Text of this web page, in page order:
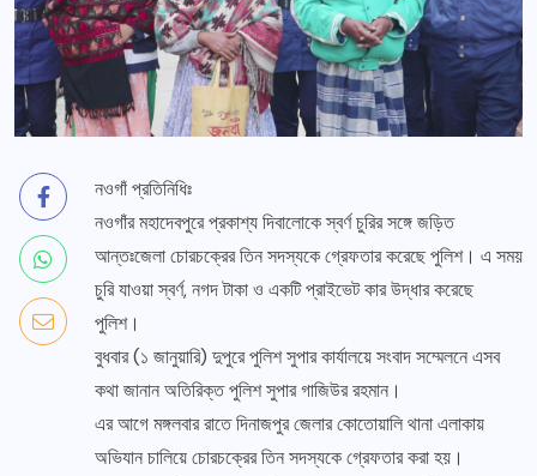
নওগাঁ প্রতিনিধিঃ
নওগাঁর মহাদেবপুরে প্রকাশ্য দিবালোকে স্বর্ণ চুরির সঙ্গে জড়িত
আন্তঃজেলা চোরচক্রের তিন সদস্যকে গ্রেফতার করেছে পুলিশ। এ সময়
চুরি যাওয়া স্বর্ণ, নগদ টাকা ও একটি প্রাইভেট কার উদ্ধার করেছে
পুলিশ।
বুধবার (১ জানুয়ারি) দুপুরে পুলিশ সুপার কার্যালয়ে সংবাদ সম্মেলনে এসব
কথা জানান অতিরিক্ত পুলিশ সুপার গাজিউর রহমান।
এর আগে মঙ্গলবার রাতে দিনাজপুর জেলার কোতোয়ালি থানা এলাকায়
অভিযান চালিয়ে চোরচক্রের তিন সদস্যকে গ্রেফতার করা হয়।